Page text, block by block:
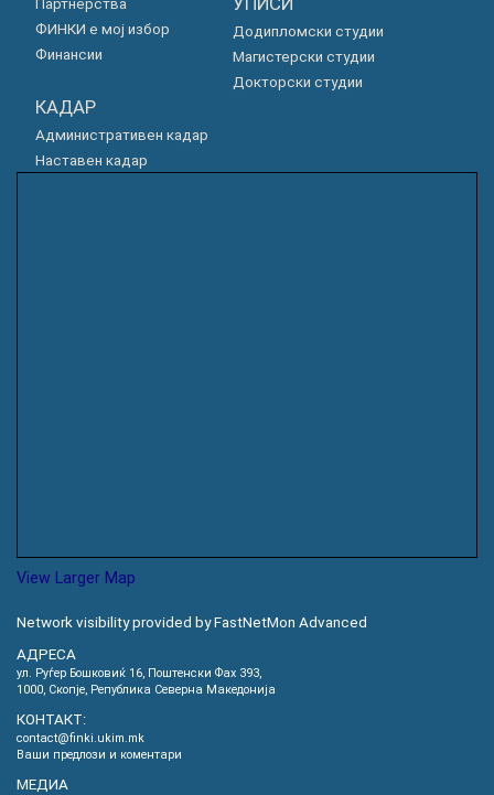
Партнерства
ФИНКИ е мој избор
Финансии
Додипломски студии
Магистерски студии
Докторски студии
КАДАР
Административен кадар
Наставен кадар
View Larger Map
Network visibility provided by FastNetMon Advanced
АДРЕСА
ул. Руѓер Бошковиќ 16, Пoштенски Фах 393,
1000, Скопје, Република Северна Македонија
КОНТАКТ:
contact@finki.ukim.mk
Ваши предлози и коментари
МЕДИА